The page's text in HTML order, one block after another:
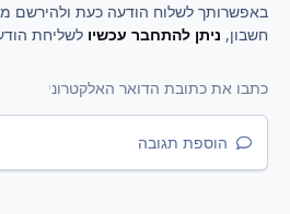
באפשרותך לשלוח הודעה כעת ולהירשם
חשבון, ניתן להתחבר עכשיו לשליחת
הוספת תגובה